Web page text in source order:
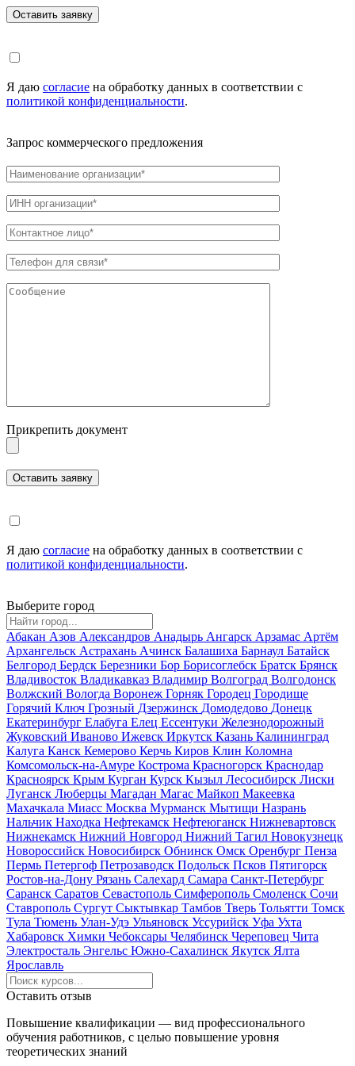
Я даю согласие на обработку данных в соответствии с
политикой конфиденциальности.
Запрос коммерческого предложения
Прикрепить документ
Я даю согласие на обработку данных в соответствии с
политикой конфиденциальности.
Выберите город
Абакан Азов Александров Анадырь Ангарск Арзамас Артём
Архангельск Астрахань Ачинск Балашиха Барнаул Батайск
Белгород Бердск Березники Бор Борисоглебск Братск Брянск
Владивосток Владикавказ Владимир Волгоград Волгодонск
Волжский Вологда Воронеж Горняк Городец Городище
Горячий Ключ Грозный Дзержинск Домодедово Донецк
Екатеринбург Елабуга Елец Ессентуки Железнодорожный
Жуковский Иваново Ижевск Иркутск Казань Калининград
Калуга Канск Кемерово Керчь Киров Клин Коломна
Комсомольск-на-Амуре Кострома Красногорск Краснодар
Красноярск Крым Курган Курск Кызыл Лесосибирск Лиски
Луганск Люберцы Магадан Магас Майкоп Макеевка
Махачкала Миасс Москва Мурманск Мытищи Назрань
Нальчик Находка Нефтекамск Нефтеюганск Нижневартовск
Нижнекамск Нижний Новгород Нижний Тагил Новокузнецк
Новороссийск Новосибирск Обнинск Омск Оренбург Пенза
Пермь Петергоф Петрозаводск Подольск Псков Пятигорск
Ростов-на-Дону Рязань Салехард Самара Санкт-Петербург
Саранск Саратов Севастополь Симферополь Смоленск Сочи
Ставрополь Сургут Сыктывкар Тамбов Тверь Тольятти Томск
Тула Тюмень Улан-Удэ Ульяновск Уссурийск Уфа Ухта
Хабаровск Химки Чебоксары Челябинск Череповец Чита
Электросталь Энгельс Южно-Сахалинск Якутск Ялта
Ярославль
Оставить отзыв
Повышение квалификации — вид профессионального
обучения работников, с целью повышение уровня
теоретических знаний